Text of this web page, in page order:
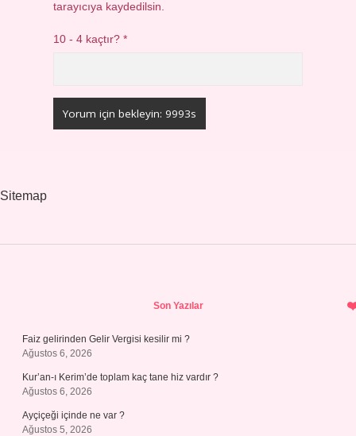
tarayıcıya kaydedilsin.
10 - 4 kaçtır?*
Sitemap
Son Yazılar
Faiz gelirinden Gelir Vergisi kesilir mi ?
Ağustos 6, 2026
Kur’an-ı Kerim’de toplam kaç tane hiz vardır ?
Ağustos 6, 2026
Ayçiçeği içinde ne var ?
Ağustos 5, 2026